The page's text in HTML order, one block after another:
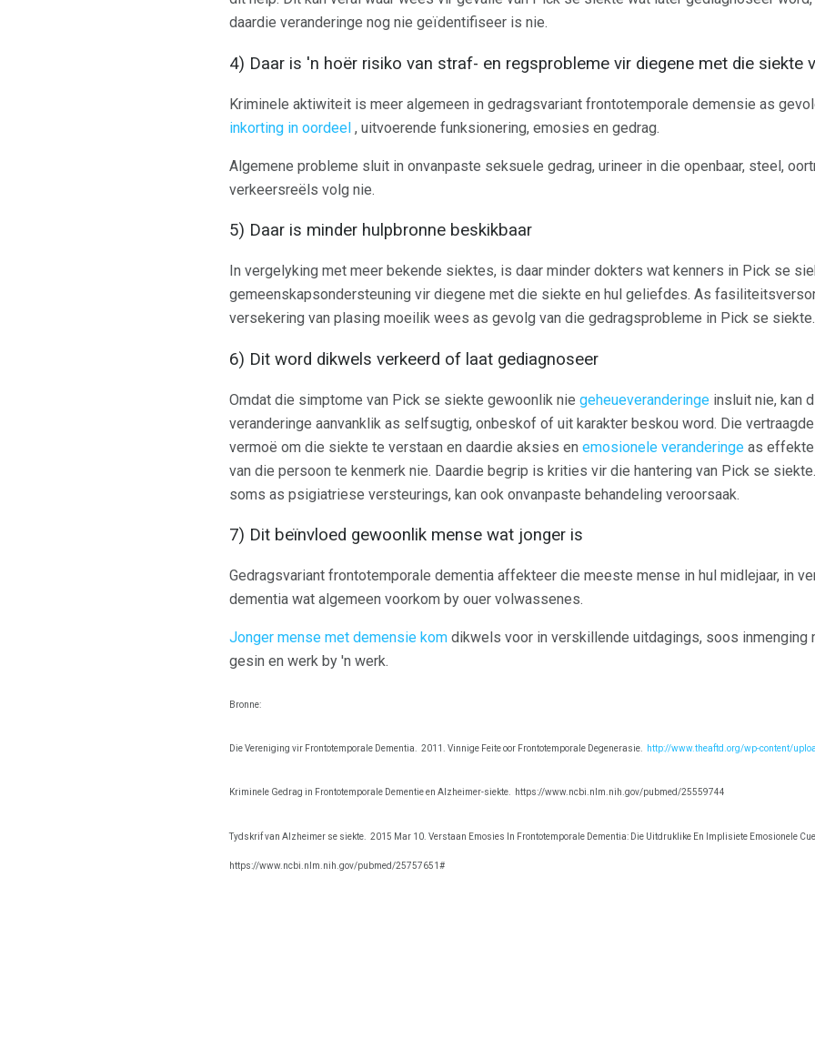
daardie veranderinge nog nie geïdentifiseer is nie.
4) Daar is 'n hoër risiko van straf- en regsprobleme vir diegene met die siekte
Kriminele aktiwiteit is meer algemeen in gedragsvariant frontotemporale demensie as
inkorting in oordeel , uitvoerende funksionering, emosies en gedrag.
Algemene probleme sluit in onvanpaste seksuele gedrag, urineer in die openbaar, steel,
verkeersreëls volg nie.
5) Daar is minder hulpbronne beskikbaar
In vergelyking met meer bekende siektes, is daar minder dokters wat kenners in Pick se
gemeenskapsondersteuning vir diegene met die siekte en hul geliefdes. As
versekering van plasing moeilik wees as gevolg van die gedragsprobleme in Pick se siekte.
6) Dit word dikwels verkeerd of laat gediagnoseer
Omdat die simptome van Pick se siekte gewoonlik nie geheueveranderinge insluit nie, kan
veranderinge aanvanklik as selfsugtig, onbeskof of uit karakter beskou word. Die
vermoë om die siekte te verstaan ​​en daardie aksies en emosionele veranderinge as
van die persoon te kenmerk nie. Daardie begrip is krities vir die hantering van Pick se
soms as psigiatriese versteurings, kan ook onvanpaste behandeling veroorsaak.
7) Dit beïnvloed gewoonlik mense wat jonger is
Gedragsvariant frontotemporale dementia affekteer die meeste mense in hul midlejaar, in
dementia wat algemeen voorkom by ouer volwassenes.
Jonger mense met demensie kom dikwels voor in verskillende uitdagings, soos inmenging
gesin en werk by 'n werk.
Bronne:
Die Vereniging vir Frontotemporale Dementia. 2011. Vinnige Feite oor Frontotemporale Degenerasie. http://www.theaftd.org/wp-content/
Kriminele Gedrag in Frontotemporale Dementie en Alzheimer-siekte. https://www.ncbi.nlm.nih.gov/pubmed/25559744
Tydskrif van Alzheimer se siekte. 2015 Mar 10. Verstaan ​​Emosies In Frontotemporale Dementia: Die Uitdruklike En Implisiete Emosionele
https://www.ncbi.nlm.nih.gov/pubmed/25757651#